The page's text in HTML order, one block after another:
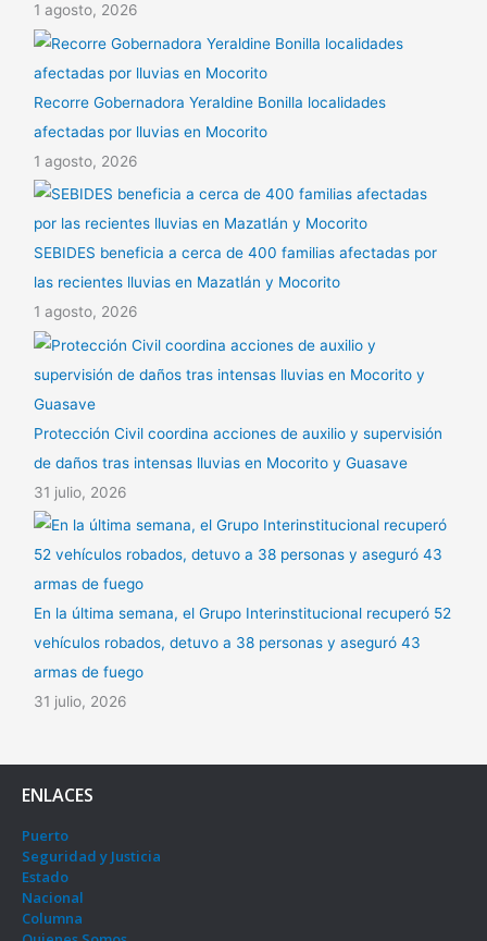
1 agosto, 2026
Recorre Gobernadora Yeraldine Bonilla localidades
afectadas por lluvias en Mocorito
1 agosto, 2026
SEBIDES beneficia a cerca de 400 familias afectadas por
las recientes lluvias en Mazatlán y Mocorito
1 agosto, 2026
Protección Civil coordina acciones de auxilio y supervisión
de daños tras intensas lluvias en Mocorito y Guasave
31 julio, 2026
En la última semana, el Grupo Interinstitucional recuperó 52
vehículos robados, detuvo a 38 personas y aseguró 43
armas de fuego
31 julio, 2026
ENLACES
Puerto
Seguridad y Justicia
Estado
Nacional
Columna